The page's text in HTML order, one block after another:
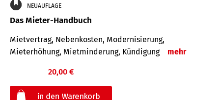
NEUAUFLAGE
Das Mieter-Handbuch
Mietvertrag, Nebenkosten, Modernisierung,
Mieterhöhung, Mietminderung, Kündigung
mehr
20,00 €